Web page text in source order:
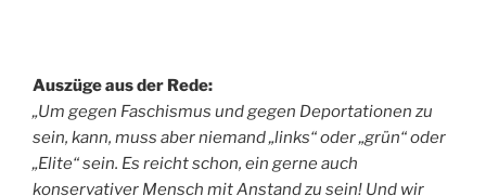
Auszüge aus der Rede:
„Um gegen Faschismus und gegen Deportationen zu
sein, kann, muss aber niemand „links“ oder „grün“ oder
„Elite“ sein. Es reicht schon, ein gerne auch
konservativer Mensch mit Anstand zu sein! Und wir